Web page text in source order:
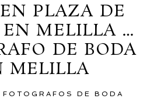
PLAZA DE
MELILLA …
DE BODA
MELILLA
FOTOGRAFOS DE BODA